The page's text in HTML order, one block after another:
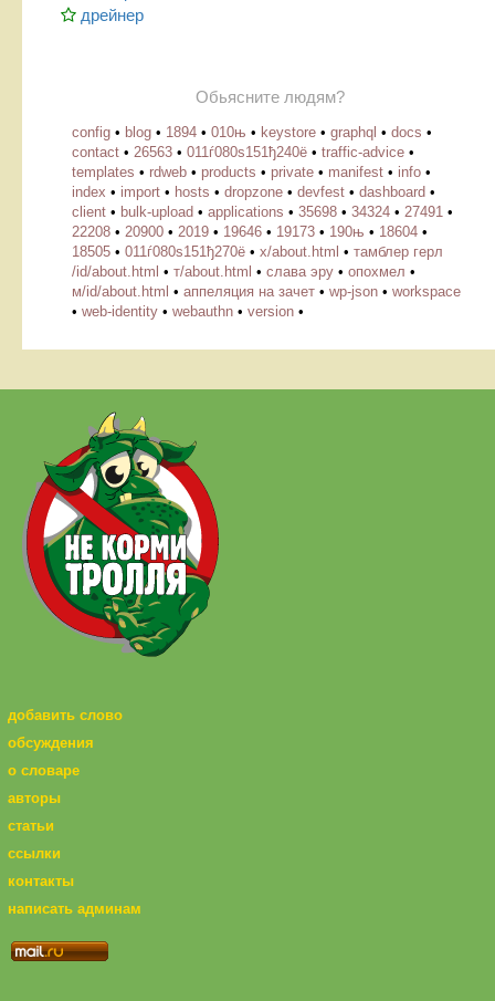
дрейнер
Обьясните людям?
config • blog • 1894 • 010њ • keystore • graphql • docs •
contact • 26563 • 011ѓ080ѕ151ђ240ё • traffic-advice •
templates • rdweb • products • private • manifest • info •
index • import • hosts • dropzone • devfest • dashboard •
client • bulk-upload • applications • 35698 • 34324 • 27491 •
22208 • 20900 • 2019 • 19646 • 19173 • 190њ • 18604 •
18505 • 011ѓ080ѕ151ђ270ё • х/about.html • тамблер герл
/id/about.html • т/about.html • слава эру • опохмел •
м/id/about.html • аппеляция на зачет • wp-json • workspace
• web-identity • webauthn • version •
добавить слово
обсуждения
о словаре
авторы
статьи
ссылки
контакты
написать админам